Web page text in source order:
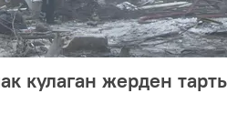
кулаган жерден